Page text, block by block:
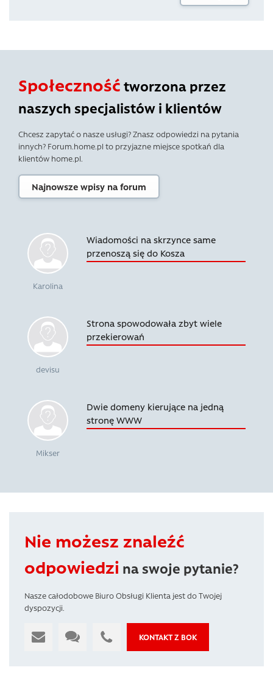
Społeczność tworzona przez
naszych specjalistów i klientów
Chcesz zapytać o nasze usługi? Znasz odpowiedzi na pytania
innych? Forum.home.pl to przyjazne miejsce spotkań dla
klientów home.pl.
Najnowsze wpisy na forum
Karolina
Wiadomości na skrzynce same
przenoszą się do Kosza
devisu
Strona spowodowała zbyt wiele
przekierowań
Mikser
Dwie domeny kierujące na jedną
stronę WWW
Nie możesz znaleźć
odpowiedzi na swoje pytanie?
Nasze całodobowe Biuro Obsługi Klienta jest do Twojej
dyspozycji.
KONTAKT Z BOK